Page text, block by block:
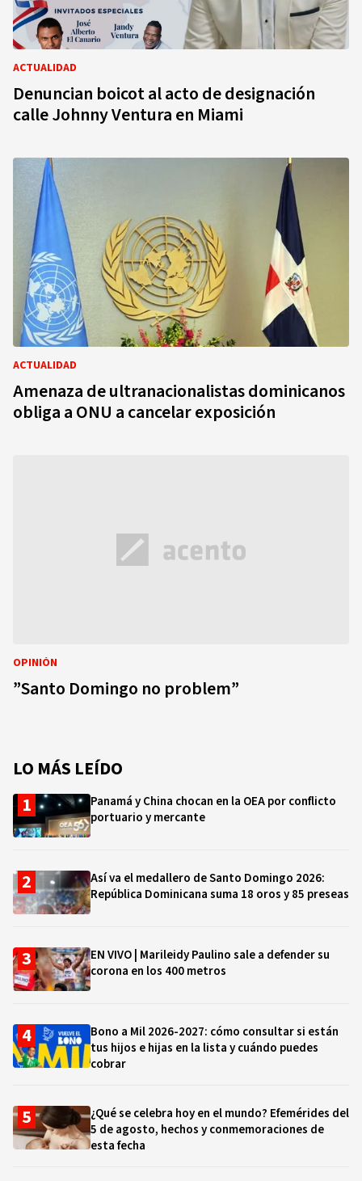
ACTUALIDAD
Denuncian boicot al acto de designación
calle Johnny Ventura en Miami
ACTUALIDAD
Amenaza de ultranacionalistas dominicanos
obliga a ONU a cancelar exposición
OPINIÓN
”Santo Domingo no problem”
LO MÁS LEÍDO
Panamá y China chocan en la OEA por conflicto
portuario y mercante
Así va el medallero de Santo Domingo 2026:
República Dominicana suma 18 oros y 85 preseas
EN VIVO | Marileidy Paulino sale a defender su
corona en los 400 metros
Bono a Mil 2026-2027: cómo consultar si están
tus hijos e hijas en la lista y cuándo puedes
cobrar
¿Qué se celebra hoy en el mundo? Efemérides del
5 de agosto, hechos y conmemoraciones de
esta fecha